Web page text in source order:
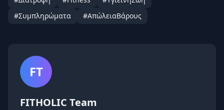
#Συμπληρώματα
#ΑπώλειαΒάρους
FT
FITHOLIC Team